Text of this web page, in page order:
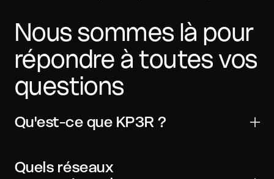
Nous sommes là pour
répondre à toutes vos
questions
Qu'est-ce que KP3R ?
transferts, le trading et les applications Web3. Il est
largement compatible avec les principaux
Quels réseaux